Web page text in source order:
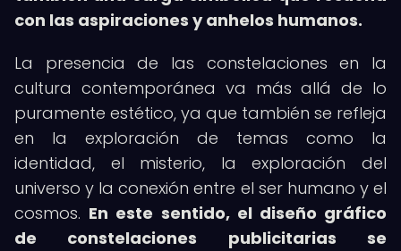
con las aspiraciones y anhelos humanos.
La presencia de las constelaciones en la
cultura contemporánea va más allá de lo
puramente estético, ya que también se refleja
en la exploración de temas como la
identidad, el misterio, la exploración del
universo y la conexión entre el ser humano y el
cosmos. En este sentido, el diseño gráfico
de constelaciones publicitarias se